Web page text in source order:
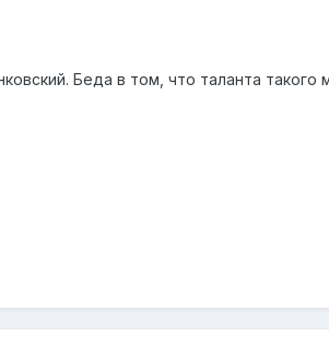
Беда в том, что таланта такого